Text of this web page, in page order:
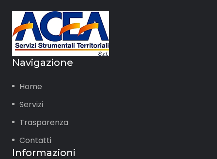
Navigazione
Home
Servizi
Trasparenza
Contatti
Informazioni